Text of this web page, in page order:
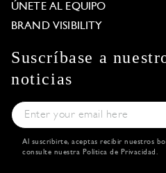
ÚNETE AL EQUIPO
BRAND VISIBILITY
Suscríbase a
noticias
Al suscribirte, aceptas recibir nuestros
consulte nuestra Política de Privacidad .